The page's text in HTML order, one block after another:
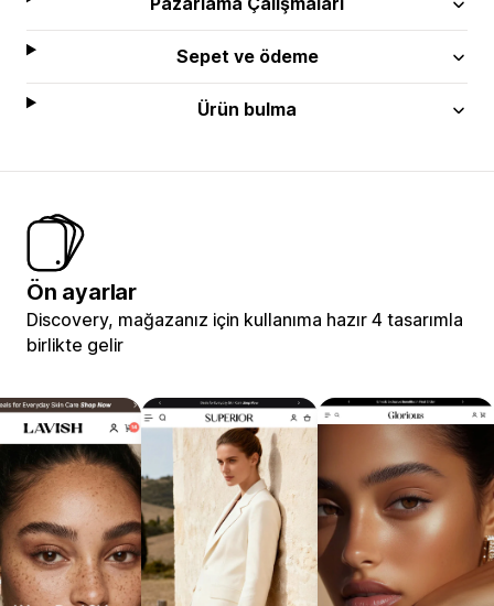
Sepet ve ödeme
Ürün bulma
Ön ayarlar
Discovery, mağazanız için kullanıma hazır 4 tasarımla
birlikte gelir